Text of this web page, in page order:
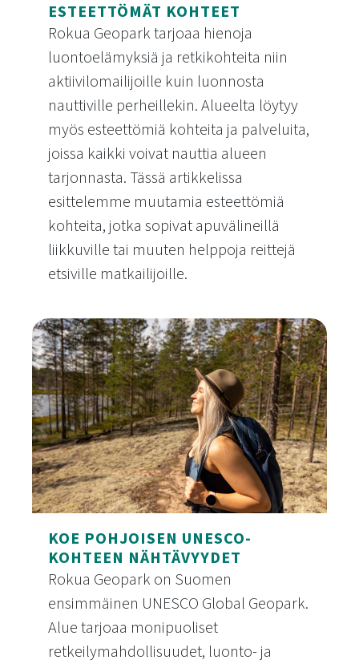
ESTEETTÖMÄT KOHTEET
Rokua Geopark tarjoaa hienoja
luontoelämyksiä ja retkikohteita niin
aktiivilomailijoille kuin luonnosta
nauttiville perheillekin. Alueelta löytyy
myös esteettömiä kohteita ja palveluita,
joissa kaikki voivat nauttia alueen
tarjonnasta. Tässä artikkelissa
esittelemme muutamia esteettömiä
kohteita, jotka sopivat apuvälineillä
liikkuville tai muuten helppoja reittejä
etsiville matkailijoille.
Esteettömät kohteet
KOE POHJOISEN UNESCO-
KOHTEEN NÄHTÄVYYDET
Rokua Geopark on Suomen
ensimmäinen UNESCO Global Geopark.
Alue tarjoaa monipuoliset
retkeilymahdollisuudet, luonto- ja